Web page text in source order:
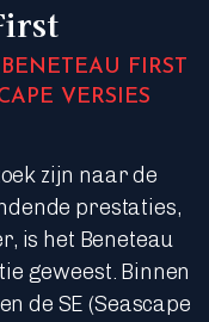
FIRST
VERSIES
zijn naar de
prestaties,
is het Beneteau
geweest. Binnen
de SE (Seascape